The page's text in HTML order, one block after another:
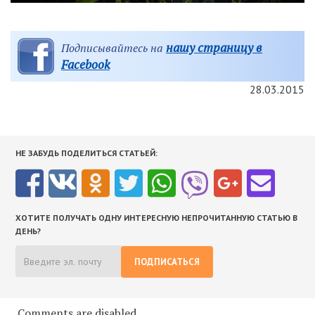
Подписывайтесь на нашу страницу в
Facebook
28.03.2015
НЕ ЗАБУДЬ ПОДЕЛИТЬСЯ СТАТЬЕЙ:
ХОТИТЕ ПОЛУЧАТЬ ОДНУ ИНТЕРЕСНУЮ НЕПРОЧИТАННУЮ СТАТЬЮ В
ДЕНЬ?
ПОДПИСАТЬСЯ